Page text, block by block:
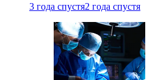
3 года спустя2 года спустя